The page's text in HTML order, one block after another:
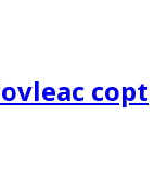
copt